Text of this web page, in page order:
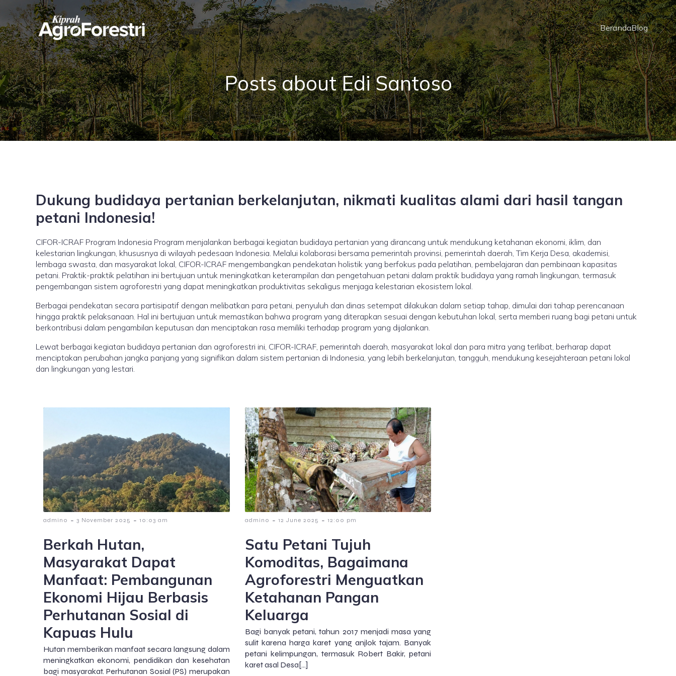
BerandaBlog
Posts about Edi Santoso
Dukung budidaya pertanian berkelanjutan, nikmati kualitas alami dari hasil tangan
petani Indonesia!
CIFOR-ICRAF Program Indonesia Program menjalankan berbagai kegiatan budidaya pertanian yang dirancang untuk mendukung ketahanan ekonomi, iklim, dan
kelestarian lingkungan, khususnya di wilayah pedesaan Indonesia. Melalui kolaborasi bersama pemerintah provinsi, pemerintah daerah, Tim Kerja Desa, akademisi,
lembaga swasta, dan masyarakat lokal, CIFOR-ICRAF mengembangkan pendekatan holistik yang berfokus pada pelatihan, pembelajaran dan pembinaan kapasitas
petani. Praktik-praktik pelatihan ini bertujuan untuk meningkatkan keterampilan dan pengetahuan petani dalam praktik budidaya yang ramah lingkungan, termasuk
pengembangan sistem agroforestri yang dapat meningkatkan produktivitas sekaligus menjaga kelestarian ekosistem lokal.
Berbagai pendekatan secara partisipatif dengan melibatkan para petani, penyuluh dan dinas setempat dilakukan dalam setiap tahap, dimulai dari tahap perencanaan
hingga praktik pelaksanaan. Hal ini bertujuan untuk memastikan bahwa program yang diterapkan sesuai dengan kebutuhan lokal, serta memberi ruang bagi petani untuk
berkontribusi dalam pengambilan keputusan dan menciptakan rasa memiliki terhadap program yang dijalankan.
Lewat berbagai kegiatan budidaya pertanian dan agroforestri ini, CIFOR-ICRAF, pemerintah daerah, masyarakat lokal dan para mitra yang terlibat, berharap dapat
menciptakan perubahan jangka panjang yang signifikan dalam sistem pertanian di Indonesia, yang lebih berkelanjutan, tangguh, mendukung kesejahteraan petani lokal
dan lingkungan yang lestari.
admin0 - 3 November 2025 - 10:03 am
Berkah Hutan,
Masyarakat Dapat
Manfaat: Pembangunan
Ekonomi Hijau Berbasis
Perhutanan Sosial di
Kapuas Hulu
Hutan memberikan manfaat secara langsung dalam
meningkatkan ekonomi, pendidikan dan kesehatan
bagi masyarakat. Perhutanan Sosial (PS) merupakan
admin0 - 12 June 2025 - 12:00 pm
Satu Petani Tujuh
Komoditas, Bagaimana
Agroforestri Menguatkan
Ketahanan Pangan
Keluarga
Bagi banyak petani, tahun 2017 menjadi masa yang
sulit karena harga karet yang anjlok tajam. Banyak
petani kelimpungan, termasuk Robert Bakir, petani
karet asal Desa[…]